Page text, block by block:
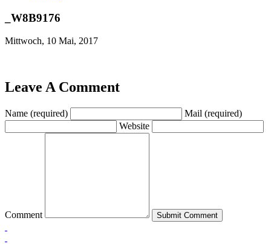
_W8B9176
Mittwoch, 10 Mai, 2017
Leave A Comment
Name (required)
Mail (required)
Website
Comment